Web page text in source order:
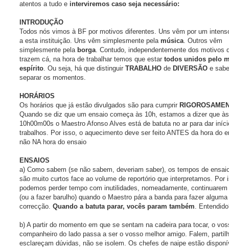
atentos a tudo e interviremos caso seja necessário:
INTRODUÇÃO
Todos nós vimos à BF por motivos diferentes. Uns vêm por um
a esta instituição. Uns vêm simplesmente pela música. Outros vêm
simplesmente pela borga. Contudo, independentemente dos motivos
trazem cá, na hora de trabalhar temos que estar todos unidos pelo
espírito. Ou seja, há que distinguir TRABALHO de DIVERSÃO e
separar os momentos.
HORÁRIOS
Os horários que já estão divulgados são para cumprir
Quando se diz que um ensaio começa às 10h, estamos a dizer que às
10h00m00s o Maestro Afonso Alves está de batuta no ar para dar
trabalhos. Por isso, o aquecimento deve ser feito ANTES da hora do
não NA hora do ensaio
ENSAIOS
a) Como sabem (se não sabem, deveriam saber), os tempos de
são muito curtos face ao volume de reportório que interpretamos. Por
podemos perder tempo com inutilidades, nomeadamente,
(ou a fazer barulho) quando o Maestro pára a banda para fazer alguma
correcção. Quando a batuta parar, vocês param também.
b) A partir do momento em que se sentam na cadeira para tocar, o
companheiro do lado passa a ser o vosso melhor amigo. Falem,
esclareçam dúvidas, não se isolem. Os chefes de naipe estão